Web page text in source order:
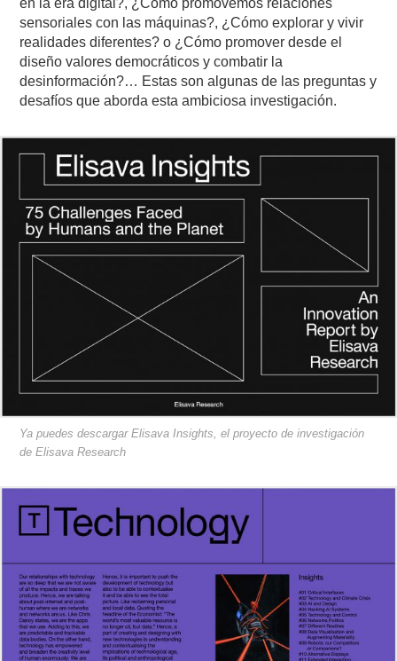
sensoriales con las máquinas?, ¿Cómo explorar y vivir
realidades diferentes? o ¿Cómo promover desde el
diseño valores democráticos y combatir la
desinformación?… Estas son algunas de las preguntas y
desafíos que aborda esta ambiciosa investigación.
Ya puedes descargar Elisava Insights, el proyecto de investigación
de Elisava Research